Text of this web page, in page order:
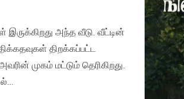
இருக்கிறது அந்த வீடு. வீட்டின்
திறக்கப்பட்ட
முகம் மட்டும் தெரிகிறது.